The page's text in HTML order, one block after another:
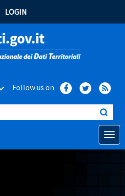
LOGIN
Follow us on
Open